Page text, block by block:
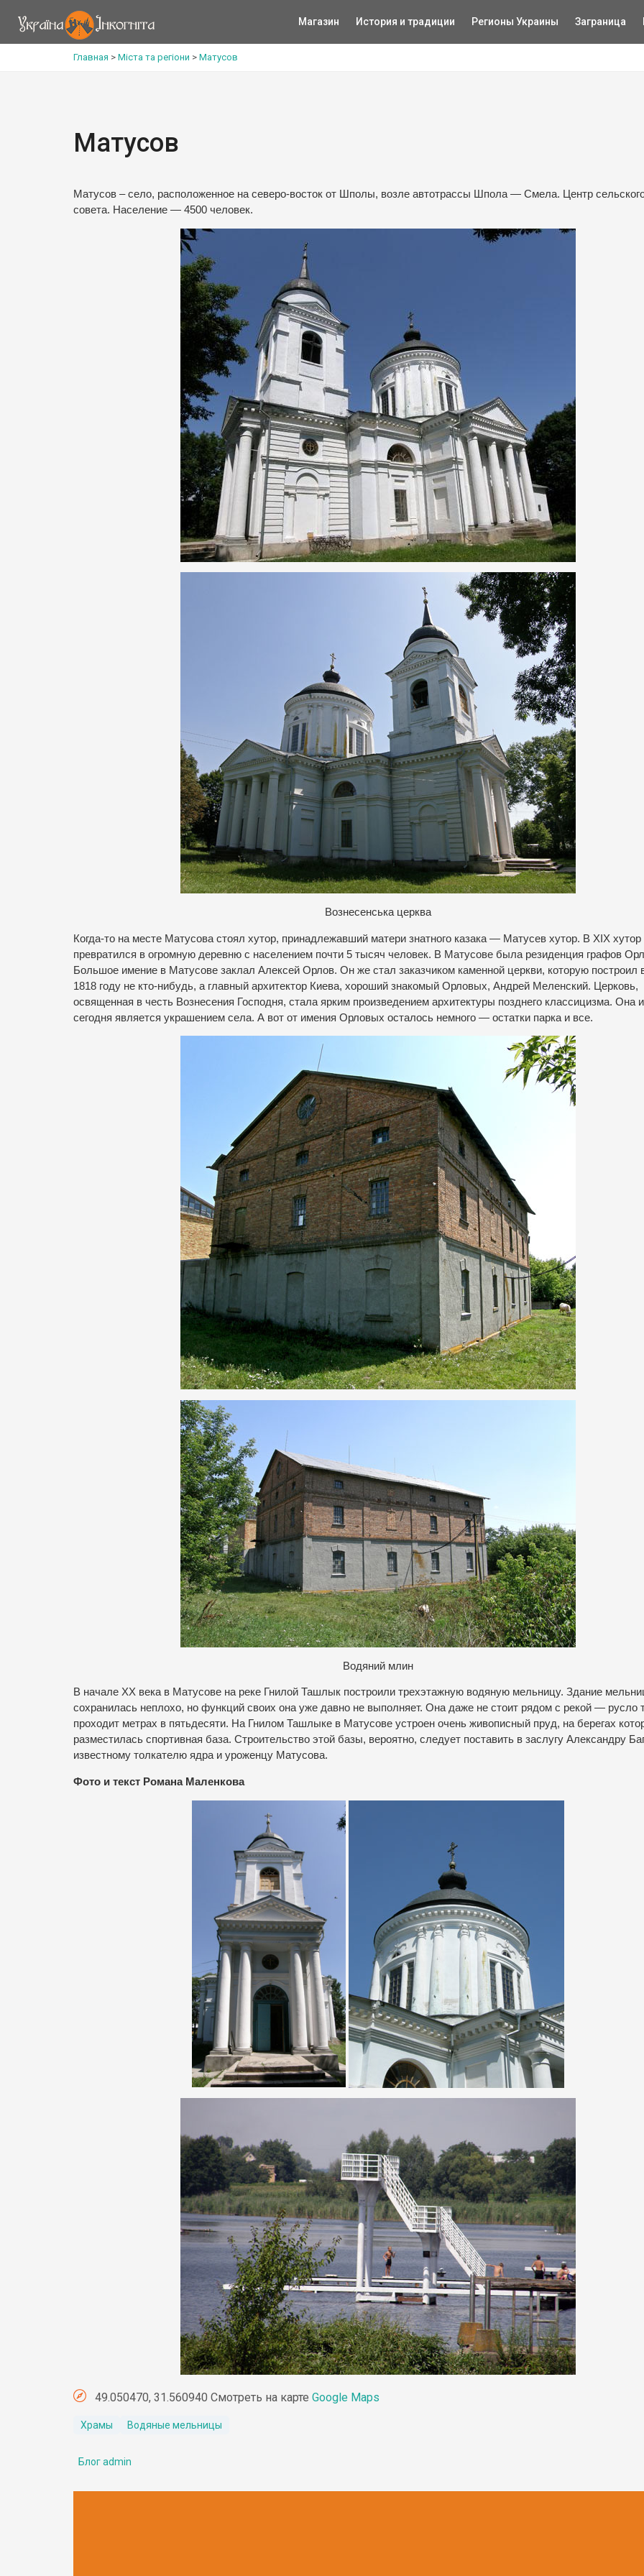
Магазин История и традиции Регионы Украины Заграница
Главная > Міста та регіони > Матусов
Матусов
Матусов – село, расположенное на северо-восток от Шполы, возле автотрассы Шпола — Смела. Центр
совета. Население — 4500 человек.
Вознесенська церква
Когда-то на месте Матусова стоял хутор, принадлежавший матери знатного казака — Матусев хутор. В XIX хутор
превратился в огромную деревню с населением почти 5 тысяч человек. В Матусове была резиденция графов
Большое имение в Матусове заклал Алексей Орлов. Он же стал заказчиком каменной церкви, которую построил
1818 году не кто-нибудь, а главный архитектор Киева, хороший знакомый Орловых, Андрей Меленский. Церковь,
освященная в честь Вознесения Господня, стала ярким произведением архитектуры позднего классицизма. Она и
сегодня является украшением села. А вот от имения Орловых осталось немного — остатки парка и все.
Водяний млин
В начале ХХ века в Матусове на реке Гнилой Ташлык построили трехэтажную водяную мельницу. Здание
сохранилась неплохо, но функций своих она уже давно не выполняет. Она даже не стоит рядом с рекой — русло
проходит метрах в пятьдесяти. На Гнилом Ташлыке в Матусове устроен очень живописный пруд, на берегах
разместилась спортивная база. Строительство этой базы, вероятно, следует поставить в заслугу Александру
известному толкателю ядра и уроженцу Матусова.
Фото и текст Романа Маленкова
49.050470, 31.560940 Смотреть на карте Google Maps
Храмы Водяные мельницы
Блог admin